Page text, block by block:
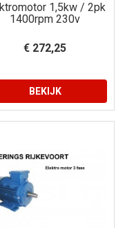
1,5kw / 2pk
1400rpm 230v
€ 272,25
BEKIJK